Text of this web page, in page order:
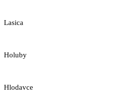
Lasica
Holuby
Hlodavce